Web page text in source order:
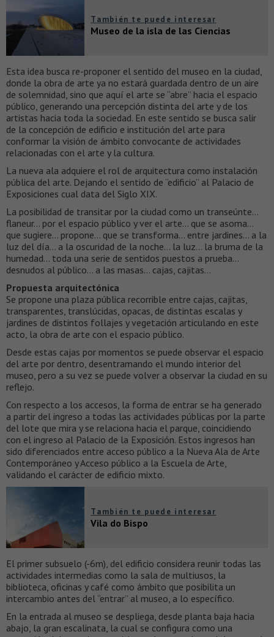
También te puede interesar
Museo de la isla de las Ciencias
Esta idea busca re-proponer el sentido del museo en la ciudad,
donde la obra de arte ya no estará guardada dentro de un aire
de solemnidad, sino que aquí el arte se “abre” hacia el espacio
público, generando una percepción distinta del arte y de los
artistas hacia toda la sociedad. En este sentido se busca salir
de la concepción de edificio e institución del arte para
conformar la visión de ámbito convocante de actividades
relacionadas con el arte y la cultura.
La nueva ala adquiere el rol de arquitectura como instalación
pública del arte. Dejando el sentido de “edificio” al Palacio de
Exposiciones cual data del Siglo XIX.
La posibilidad de transitar por la ciudad como un transeúnte…
flaneur… por el espacio público y ver el arte… que se asoma…
que sugiere… propone… que se transforma… entre jardines… a la
luz del día… a la oscuridad de la noche… la luz… la bruma de la
humedad… toda una serie de sentidos puestos a prueba…
desnudos al público… a las masas… cajas, cajitas…
Propuesta arquitectónica
Se propone una plaza pública recorrible entre cajas, cajitas,
transparentes, translúcidas, opacas, de distintas escalas y
jardines de distintos follajes y vegetación articulando en este
acto, la obra de arte con el espacio público.
Desde estas cajas por momentos se puede observar el espacio
del arte por dentro, desentramando el mundo interior del
museo, pero a su vez se puede volver a observar la ciudad en su
reflejo.
Con respecto a los accesos, la forma de entrar se ha generado
a partir del ingreso a todas las actividades públicas por la parte
del lote que mira y se relaciona hacia el parque, coincidiendo
con el ingreso al Palacio de la Exposición. Estos ingresos han
sido diferenciados entre acceso público a la Nueva Ala de Arte
Contemporáneo y Acceso público a la Escuela de Arte,
validando el carácter de edificio mixto.
También te puede interesar
Vila do Bispo
El primer subsuelo (-6m), del edificio considera reunir todas las
actividades intermedias como la sala de multiusos, la
biblioteca, oficinas y café como ámbito que posibilita un
intercambio antes del “entrar” al museo, a lo específico.
En la entrada al museo se despliega, desde planta baja hacia
abajo, la gran escalinata, la cual se configura como una